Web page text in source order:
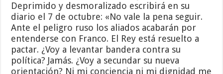
Deprimido y desmoralizado escribirá en su
diario el 7 de octubre: «No vale la pena seguir.
Ante el peligro ruso los aliados acabarán por
entenderse con Franco. El Rey está resuelto a
pactar. ¿Voy a levantar bandera contra su
política? Jamás. ¿Voy a secundar su nueva
orientación? Ni mi conciencia ni mi dignidad me